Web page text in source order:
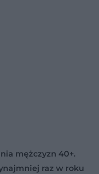
mężczyzn 40+.
raz w roku